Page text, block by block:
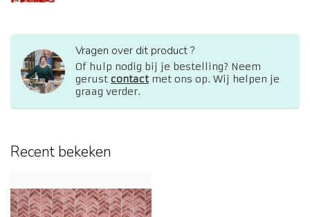
Vragen over dit product ?
Of hulp nodig bij je bestelling? Neem
gerust contactmet ons op. Wij helpen je
graag verder.
Recent bekeken